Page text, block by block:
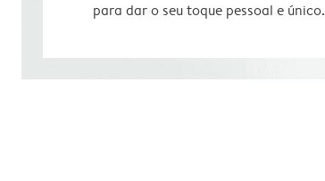
para dar o seu toque pessoal e único.